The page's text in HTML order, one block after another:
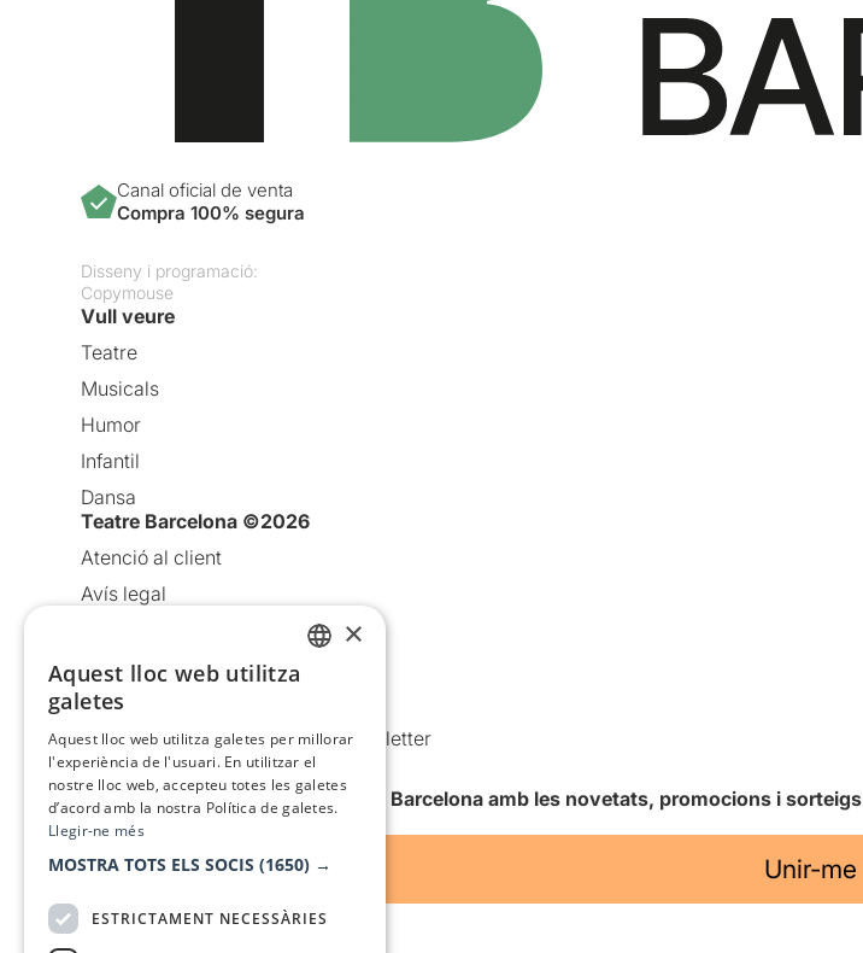
Canal oficial de venta
Compra 100% segura
Disseny i programació:
Copymouse
Vull veure
Teatre
Musicals
Humor
Infantil
Dansa
Teatre Barcelona ©2026
Atenció al client
Avís legal
Política de cookies
Condicions d’ús
Comunicacions comercials i Newsletter
Anuncia’t
Vull rebre la newsletter de Teatre Barcelona amb les novetats, promocions i sorteigs
Unir-me
×
Aquest lloc web utilitza
galetes
Aquest lloc web utilitza galetes per millorar
l'experiència de l'usuari. En utilitzar el
nostre lloc web, accepteu totes les galetes
d’acord amb la nostra Política de galetes.
Llegir-ne més
MOSTRA TOTS ELS SOCIS (1650) →
ESTRICTAMENT NECESSÀRIES